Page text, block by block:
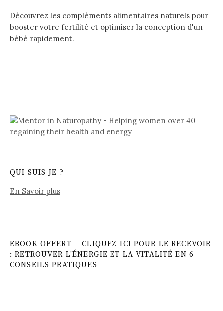
Découvrez les compléments alimentaires naturels pour
booster votre fertilité et optimiser la conception d'un
bébé rapidement.
QUI SUIS JE ?
En Savoir plus
EBOOK OFFERT – CLIQUEZ ICI POUR LE RECEVOIR
: RETROUVER L’ÉNERGIE ET LA VITALITÉ EN 6
CONSEILS PRATIQUES